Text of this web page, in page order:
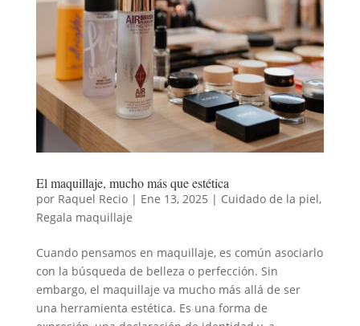
El maquillaje, mucho más que estética
por Raquel Recio| Ene 13, 2025 | Cuidado de la piel,
Regala maquillaje
Cuando pensamos en maquillaje, es común asociarlo
con la búsqueda de belleza o perfección. Sin
embargo, el maquillaje va mucho más allá de ser
una herramienta estética. Es una forma de